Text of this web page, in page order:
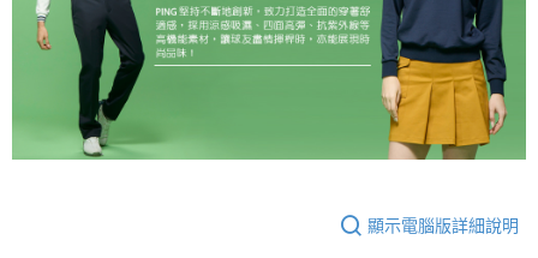
顯示電腦版詳細說明